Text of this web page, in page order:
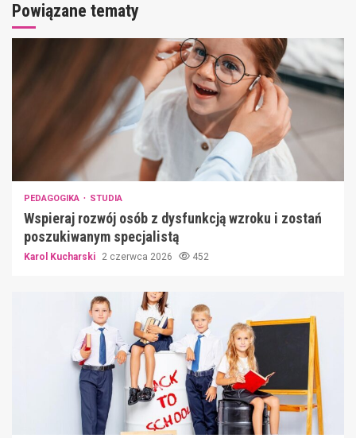
Powiązane tematy
PEDAGOGIKA STUDIA
Wspieraj rozwój osób z dysfunkcją wzroku i zostań
poszukiwanym specjalistą
Karol Kucharski 2 czerwca 2026 452